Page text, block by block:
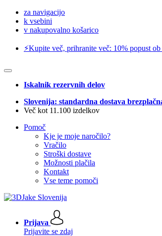
za navigacijo
k vsebini
v nakupovalno košarico
⚡️Kupite več, prihranite več: 10% popust
Iskalnik rezervnih delov
Slovenija: standardna dostava
Več kot 11.100 izdelkov
Pomoč
Kje je moje naročilo?
Vračilo
Stroški dostave
Možnosti plačila
Kontakt
Vse teme pomoči
Prijava
Prijavite se zdaj